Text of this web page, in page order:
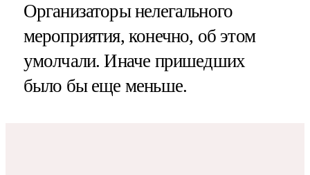
Организаторы нелегального
мероприятия, конечно, об этом
умолчали. Иначе пришедших
было бы еще меньше.